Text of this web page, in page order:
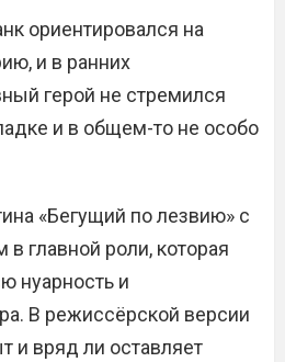
ориентировался на
и в ранних
герой не стремился
и в общем-то не особо
«Бегущий по лезвию» с
главной роли, которая
нуарность и
В режиссёрской версии
и вряд ли оставляет